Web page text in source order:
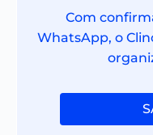
Com
WhatsApp, o